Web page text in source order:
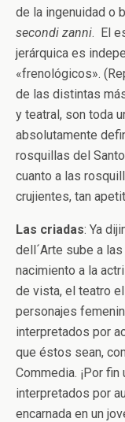
de la ingenuidad o
secondi zanni. El
jerárquica es
«frenológicos».
de las distintas
y teatral, son toda
absolutamente
rosquillas del
cuanto a las
crujientes, tan
Las criadas: Ya
dell´Arte sube a
nacimiento a la
de vista, el teatro
personajes
interpretados por
que éstos sean,
Commedia. ¡Por
interpretados por
encarnada en un